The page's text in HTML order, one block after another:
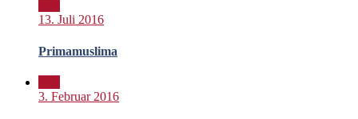
13. Juli 2016
Primamuslima
3. Februar 2016